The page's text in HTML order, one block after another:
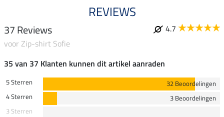
REVIEWS
37 Reviews
4.7
voor Zip-shirt Sofie
35 van 37 Klanten kunnen dit artikel aanraden
5 Sterren
32 Beoordelingen
4 Sterren
3 Beoordelingen
3 Sterren